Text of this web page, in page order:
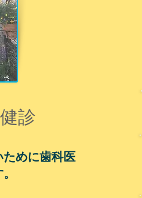
診
めに歯科医